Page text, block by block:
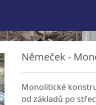
Němeček -
Monolitické
od základů po